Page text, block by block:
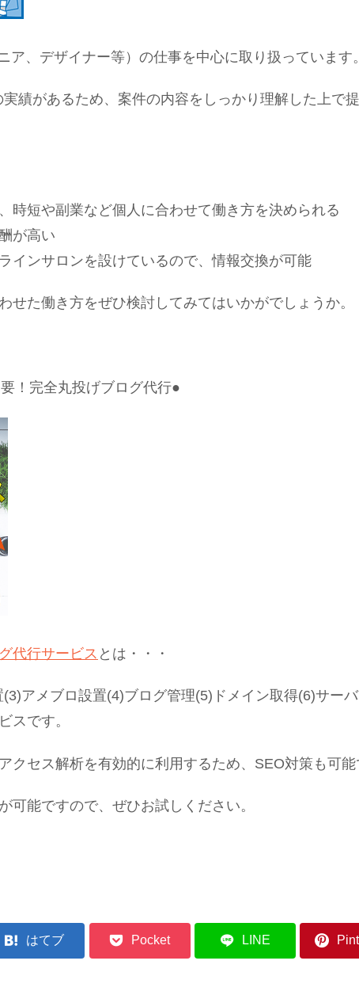
ア、デザイナー等）の仕事を中心に取り扱っています。
績があるため、案件の内容をしっかり理解した上で
時短や副業など個人に合わせて働き方を決められる
が高い
インサロンを設けているので、情報交換が可能
せた働き方をぜひ検討してみてはいかがでしょうか。
！完全丸投げブログ代行●
代行サービス とは・・・
アメブロ設置(4)ブログ管理(5)ドメイン取得(6)サー
スです。
クセス解析を有効的に利用するため、SEO対策も可能
可能ですので、ぜひお試しください。
はてブ Pocket LINE